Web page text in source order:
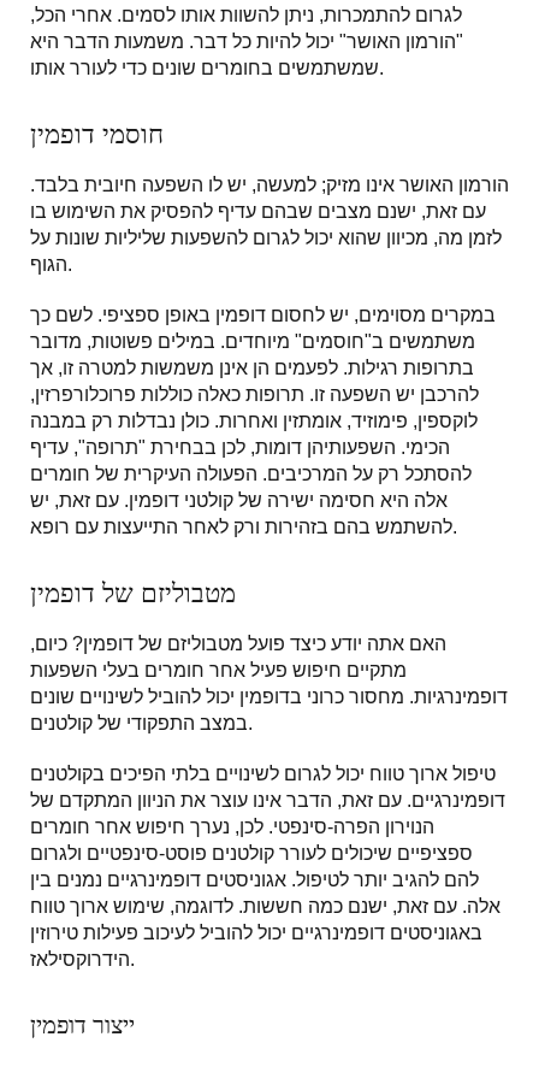
לגרום להתמכרות, ניתן להשוות אותו לסמים. אחרי הכל,
"הורמון האושר" יכול להיות כל דבר. משמעות הדבר היא
שמשתמשים בחומרים שונים כדי לעורר אותו.
חוסמי דופמין
הורמון האושר אינו מזיק; למעשה, יש לו השפעה חיובית בלבד.
עם זאת, ישנם מצבים שבהם עדיף להפסיק את השימוש בו
לזמן מה, מכיוון שהוא יכול לגרום להשפעות שליליות שונות על
הגוף.
במקרים מסוימים, יש לחסום דופמין באופן ספציפי. לשם כך
משתמשים ב"חוסמים" מיוחדים. במילים פשוטות, מדובר
בתרופות רגילות. לפעמים הן אינן משמשות למטרה זו, אך
להרכבן יש השפעה זו. תרופות כאלה כוללות פרוכלורפרזין,
לוקספין, פימוזיד, אומתזין ואחרות. כולן נבדלות רק במבנה
הכימי. השפעותיהן דומות, לכן בבחירת "תרופה", עדיף
להסתכל רק על המרכיבים. הפעולה העיקרית של חומרים
אלה היא חסימה ישירה של קולטני דופמין. עם זאת, יש
להשתמש בהם בזהירות ורק לאחר התייעצות עם רופא.
מטבוליזם של דופמין
האם אתה יודע כיצד פועל מטבוליזם של דופמין? כיום,
מתקיים חיפוש פעיל אחר חומרים בעלי השפעות
דופמינרגיות. מחסור כרוני בדופמין יכול להוביל לשינויים שונים
במצב התפקודי של קולטנים.
טיפול ארוך טווח יכול לגרום לשינויים בלתי הפיכים בקולטנים
דופמינרגיים. עם זאת, הדבר אינו עוצר את הניוון המתקדם של
הנוירון הפרה-סינפטי. לכן, נערך חיפוש אחר חומרים
ספציפיים שיכולים לעורר קולטנים פוסט-סינפטיים ולגרום
להם להגיב יותר לטיפול. אגוניסטים דופמינרגיים נמנים בין
אלה. עם זאת, ישנם כמה חששות. לדוגמה, שימוש ארוך טווח
באגוניסטים דופמינרגיים יכול להוביל לעיכוב פעילות טירוזין
הידרוקסילאז.
ייצור דופמין